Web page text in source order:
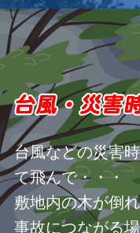
台風などの災害
て飛んで・・・
敷地内の木が倒
事故につながる